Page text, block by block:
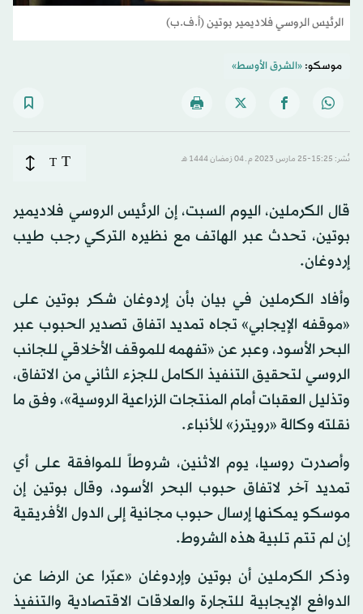
الرئيس الروسي فلاديمير بوتين (أ.ف.ب)
موسكو:«الشرق الأوسط»
نُشر: 15:25-25 مارس 2023 م ـ 04 رَمضان 1444 هـ T
T
قال الكرملين، اليوم السبت، إن الرئيس الروسي فلاديمير
بوتين، تحدث عبر الهاتف مع نظيره التركي رجب طيب
إردوغان.
وأفاد الكرملين في بيان بأن إردوغان شكر بوتين على
«موقفه الإيجابي» تجاه تمديد اتفاق تصدير الحبوب عبر
البحر الأسود، وعبر عن «تفهمه للموقف الأخلاقي للجانب
الروسي لتحقيق التنفيذ الكامل للجزء الثاني من الاتفاق،
وتذليل العقبات أمام المنتجات الزراعية الروسية»، وفق ما
نقلته وكالة «رويترز» للأنباء.
وأصدرت روسيا، يوم الاثنين، شروطاً للموافقة على أي
تمديد آخر لاتفاق حبوب البحر الأسود، وقال بوتين إن
موسكو يمكنها إرسال حبوب مجانية إلى الدول الأفريقية
إن لم تتم تلبية هذه الشروط.
وذكر الكرملين أن بوتين وإردوغان «عبّرا عن الرضا عن
الدوافع الإيجابية للتجارة والعلاقات الاقتصادية والتنفيذ